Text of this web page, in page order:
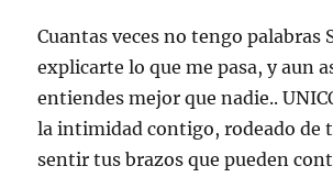
Cuantas veces no tengo palabras
explicarte lo que me pasa, y aun
entiendes mejor que nadie..
la intimidad contigo, rodeado de
sentir tus brazos que pueden